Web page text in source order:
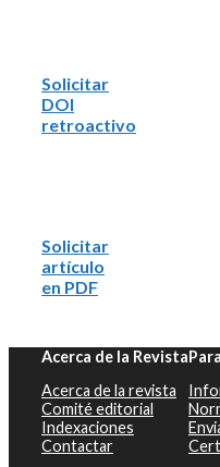
Solicitar
DOI
retroactivo
Solicitar
artículo
en PDF
Acerca de la Revista
Acerca de la revista
Comité editorial
Indexaciones
Contactar